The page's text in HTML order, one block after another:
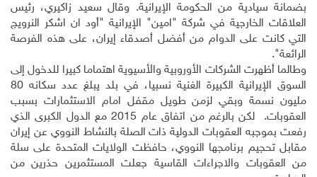
بضمانة سيادية من الحكومة الإيرانية. وقال سعيد زاكيري، رئيس
العلاقات الخارجية في شركة "امين" الإيرانية "أود ان اشكر النرويج
التي كانت على الدوام من أفضل أصدقاء إيران، على هذه الفرصة
الرائعة".
وطالما أظهرت الشركات الأوروبية والأسيوية اهتماما كبيرا للدخول إلى
السوق الإيرانية الكبيرة الغنية نسبيا، في بلد يبلغ عدد سكانه 80
مليون نسمة وبقي لزمن طويل مقفل امام الاستثمارات بسبب
العقوبات.
لكن بالرغم من اتفاق عام 2015 مع الدول الكبرى الذي
رفعت بموجبه العقوبات الدولية ذات الصلة بالنشاط النووي عن إيران
مقابل تحجيم برنامجها النووي، حافظت الولايات المتحدة على سلة
من العقوبات والاجراءات القاسية جعلت المستثمرين حذرين من